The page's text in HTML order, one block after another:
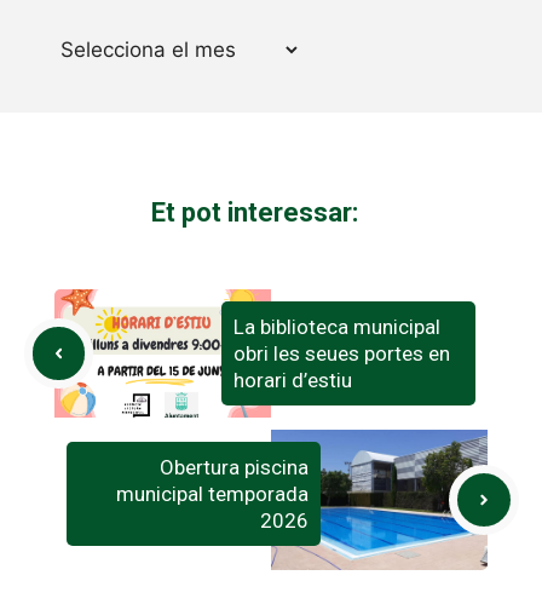
Arxius
Et pot interessar:
La biblioteca municipal
obri les seues portes en
horari d’estiu
Obertura piscina
municipal temporada
2026